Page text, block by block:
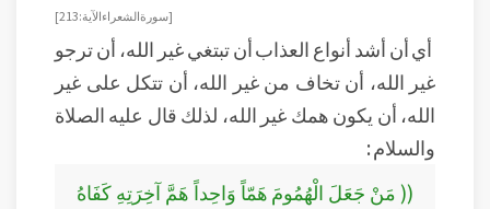
[ سورة الشعراء الآية: 213]
أي أن أشد أنواع العذاب أن تبتغي غير الله، أن ترجو
غير الله، أن تخاف من غير الله، أن تتكل على غير
الله، أن يكون همك غير الله، لذلك قال عليه الصلاة
والسلام :
(( مَنْ جَعَلَ الْهُمُومَ هَمّاً وَاحِداً هَمَّ آخِرَتِهِ كَفَاهُ